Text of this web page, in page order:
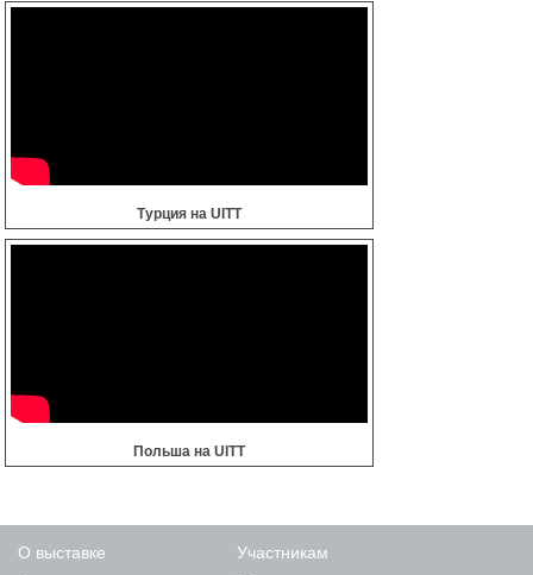
Турция на UITT
Польша на UITT
О выставке Участникам